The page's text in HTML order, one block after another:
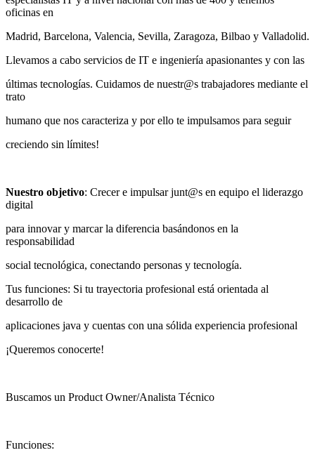
oficinas en
Madrid, Barcelona, Valencia, Sevilla, Zaragoza, Bilbao y Valladolid.
Llevamos a cabo servicios de IT e ingeniería apasionantes y con las
últimas tecnologías. Cuidamos de nuestr@s trabajadores mediante el
trato
humano que nos caracteriza y por ello te impulsamos para seguir
creciendo sin límites!
Nuestro objetivo: Crecer e impulsar junt@s en equipo el liderazgo
digital
para innovar y marcar la diferencia basándonos en la
responsabilidad
social tecnológica, conectando personas y tecnología.
Tus funciones: Si tu trayectoria profesional está orientada al
desarrollo de
aplicaciones java y cuentas con una sólida experiencia profesional
¡Queremos conocerte!
Buscamos un Product Owner/Analista Técnico
Funciones: